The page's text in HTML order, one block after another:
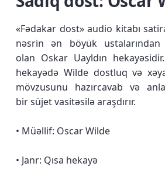
«Fədakar dost» audio kitabı
nəsrin ən böyük
olan Oskar Uayldın
hekayədə Wilde dostluq və
mövzusunu hazırcavab və
bir süjet vasitəsilə araşdırır.
• Müəllif: Oscar Wilde
• Janr: Qısa hekayə